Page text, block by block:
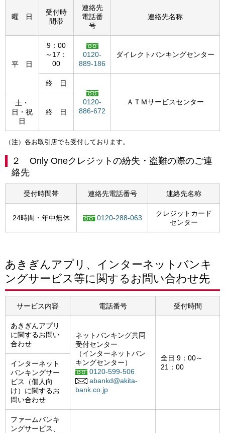
曜 日
受付時
間帯
連絡先
電話番
号
連絡先名称
平 日
9：00
～17：
00
0120-
889-186
ダイレクトバンキングセンター
終 日
0120-
886-672
ＡＴＭサービスセンター
土・
日・祝
日
終 日
（注）各お取引店でも受付しております。
２ Only Oneクレジットの紛失・盗難の際のご連
絡先
受付時間帯 連絡先電話番号 連絡先名称
24時間・年中無休 0120-288-063
クレジットカード
センター
あきぎんアプリ、インターネットバンキ
ングサービス等に関するお問い合わせ先
サービス内容 電話番号 受付時間
あきぎんアプリ
に関するお問い
合わせ
ネットバンキング共同
受付センター
（インターネットバン
キングセンター）
0120-599-506
abankd@akita-
bank.co.jp
全日 9：00～
21：00
インターネット
バンキングサー
ビス（個人向
け）に関するお
問い合わせ
ファームバンキ
ングサービス、